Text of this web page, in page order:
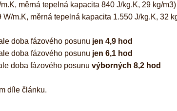
měrná tepelná kapacita 840 J/kg.K, 29 kg/m3)
W/m.K, měrná tepelná kapacita 1.550 J/kg.K, 32
doba fázového posunu jen 4,9 hod
doba fázového posunu jen 6,1 hod
doba fázového posunu výborných 8,2 hod
díle článku.